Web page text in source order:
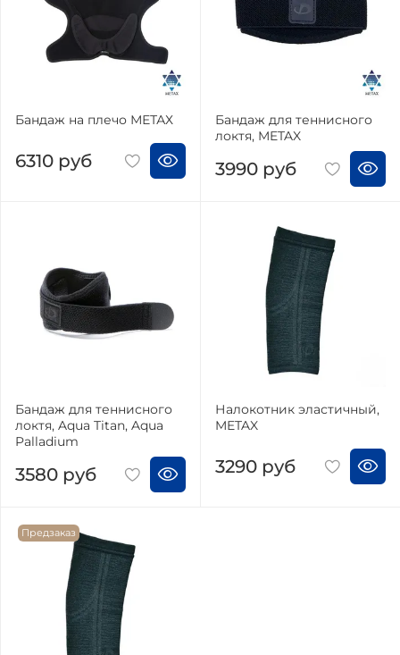
Бандаж на плечо МЕТАХ
6310 руб
Бандаж для теннисного
локтя, METAX
3990 руб
Бандаж для теннисного
локтя, Aqua Titan, Aqua
Palladium
3580 руб
Налокотник эластичный,
METAX
3290 руб
Предзаказ